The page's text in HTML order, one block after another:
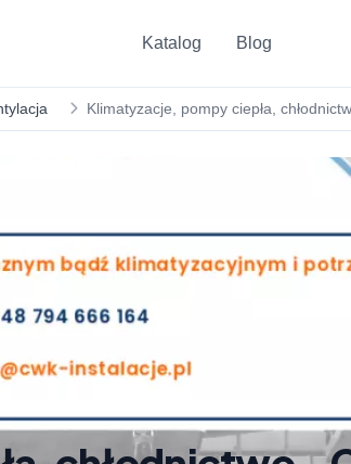
Katalog Blog
Klimatyzacje, pompy ciepła,